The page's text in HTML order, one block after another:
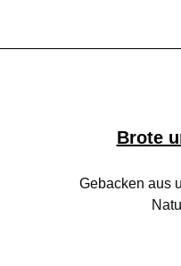
Brote
Gebacken aus